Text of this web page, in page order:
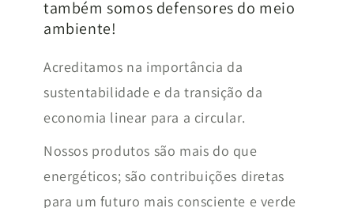
também somos defensores do meio
ambiente!
Acreditamos na importância da
sustentabilidade e da transição da
economia linear para a circular.
Nossos produtos são mais do que
energéticos; são contribuições diretas
para um futuro mais consciente e verde